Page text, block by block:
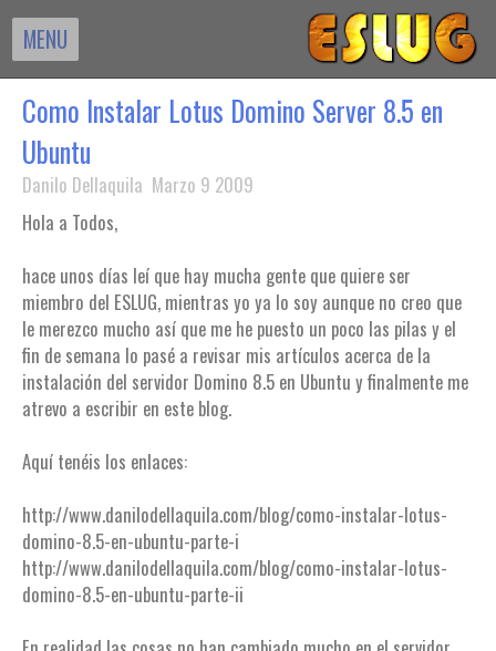
MENU
Como Instalar Lotus Domino Server 8.5 en
Ubuntu
Danilo Dellaquila Marzo 9 2009
Hola a Todos,
hace unos días leí que hay mucha gente que quiere ser
miembro del ESLUG, mientras yo ya lo soy aunque no creo que
le merezco mucho así que me he puesto un poco las pilas y el
fin de semana lo pasé a revisar mis artículos acerca de la
instalación del servidor Domino 8.5 en Ubuntu y finalmente me
atrevo a escribir en este blog.
Aquí tenéis los enlaces:
http://www.danilodellaquila.com/blog/como-instalar-lotus-
domino-8.5-en-ubuntu-parte-i
http://www.danilodellaquila.com/blog/como-instalar-lotus-
domino-8.5-en-ubuntu-parte-ii